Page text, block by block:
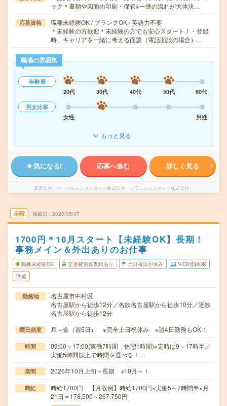
ック＊書類や図面の印刷・保管※一連の流れが大体決…
応募資格
職種未経験OK / ブランクOK / 英語力不要
＊未経験の方歓迎＊未経験の方でも安心スタート！・登録
時、キャリアを一緒に考える面談（電話面談の場合）…
職場の雰囲気
年齢層
20代
30代 40代 50代
60代
男女比率
女性
男性
もっと見る
気になる! 応募へ進む 詳しく見る
派遣会社 パーソルテンプスタッフ株式会社 （旧テンプスタッフ株式会社）
未読 掲載日 2026/08/07
1700円＊10月スタート【未経験OK】長期！
事務メイン＆外出ありのお仕事
職種未経験OK 交通費別途支給あり 土日祝日が休み WEB登録OK
派遣
勤務地
名古屋市中村区
名古屋駅から徒歩12分／名鉄名古屋駅から徒歩10分／近鉄
名古屋駅から徒歩12分
曜日頻度 月～金（週5日） ※完全土日祝休み ※週4日勤務もOK！
時間
09:00～17:00(実働7時間 休憩1時間)※定時は9～17時半／
実働5時間以上で時間を選べる！…
期間 2026年10月上旬～長期 ※10月～！
時給
時給1700円 【月収例】時給1700円×実働5～7時間半×月
21日＝178,500～267,750円